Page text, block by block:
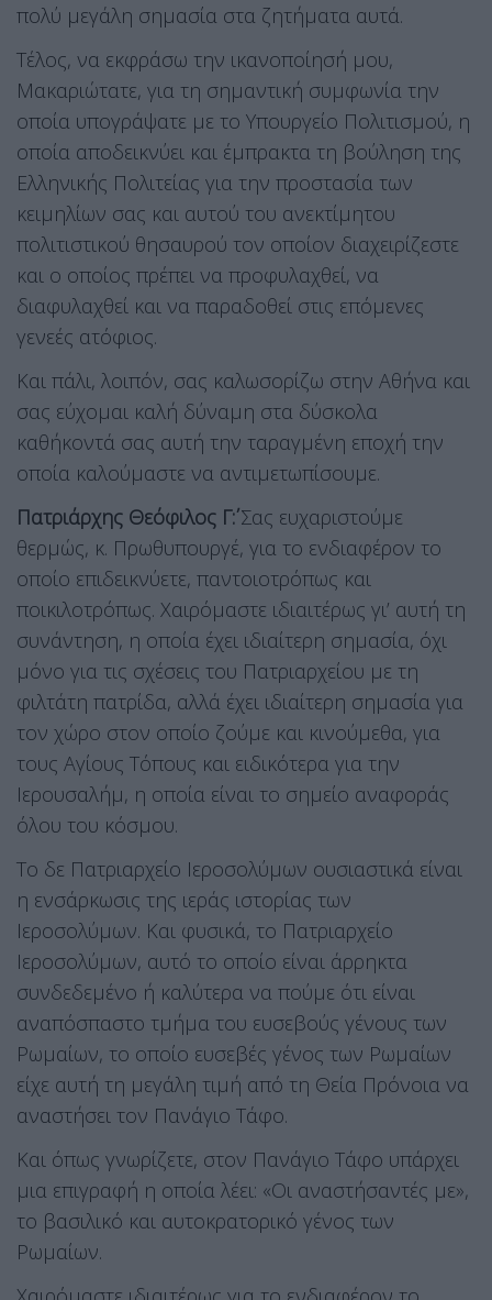
πολύ μεγάλη σημασία στα ζητήματα αυτά.
Τέλος, να εκφράσω την ικανοποίησή μου,
Μακαριώτατε, για τη σημαντική συμφωνία την
οποία υπογράψατε με το Υπουργείο Πολιτισμού, η
οποία αποδεικνύει και έμπρακτα τη βούληση της
Ελληνικής Πολιτείας για την προστασία των
κειμηλίων σας και αυτού του ανεκτίμητου
πολιτιστικού θησαυρού τον οποίον διαχειρίζεστε
και ο οποίος πρέπει να προφυλαχθεί, να
διαφυλαχθεί και να παραδοθεί στις επόμενες
γενεές ατόφιος.
Και πάλι, λοιπόν, σας καλωσορίζω στην Αθήνα και
σας εύχομαι καλή δύναμη στα δύσκολα
καθήκοντά σας αυτή την ταραγμένη εποχή την
οποία καλούμαστε να αντιμετωπίσουμε.
Πατριάρχης Θεόφιλος Γ΄:Σας ευχαριστούμε
θερμώς, κ. Πρωθυπουργέ, για το ενδιαφέρον το
οποίο επιδεικνύετε, παντοιοτρόπως και
ποικιλοτρόπως. Χαιρόμαστε ιδιαιτέρως γι’ αυτή τη
συνάντηση, η οποία έχει ιδιαίτερη σημασία, όχι
μόνο για τις σχέσεις του Πατριαρχείου με τη
φιλτάτη πατρίδα, αλλά έχει ιδιαίτερη σημασία για
τον χώρο στον οποίο ζούμε και κινούμεθα, για
τους Αγίους Τόπους και ειδικότερα για την
Ιερουσαλήμ, η οποία είναι το σημείο αναφοράς
όλου του κόσμου.
Το δε Πατριαρχείο Ιεροσολύμων ουσιαστικά είναι
η ενσάρκωσις της ιεράς ιστορίας των
Ιεροσολύμων. Και φυσικά, το Πατριαρχείο
Ιεροσολύμων, αυτό το οποίο είναι άρρηκτα
συνδεδεμένο ή καλύτερα να πούμε ότι είναι
αναπόσπαστο τμήμα του ευσεβούς γένους των
Ρωμαίων, το οποίο ευσεβές γένος των Ρωμαίων
είχε αυτή τη μεγάλη τιμή από τη Θεία Πρόνοια να
αναστήσει τον Πανάγιο Τάφο.
Και όπως γνωρίζετε, στον Πανάγιο Τάφο υπάρχει
μια επιγραφή η οποία λέει: «Οι αναστήσαντές με»,
το βασιλικό και αυτοκρατορικό γένος των
Ρωμαίων.